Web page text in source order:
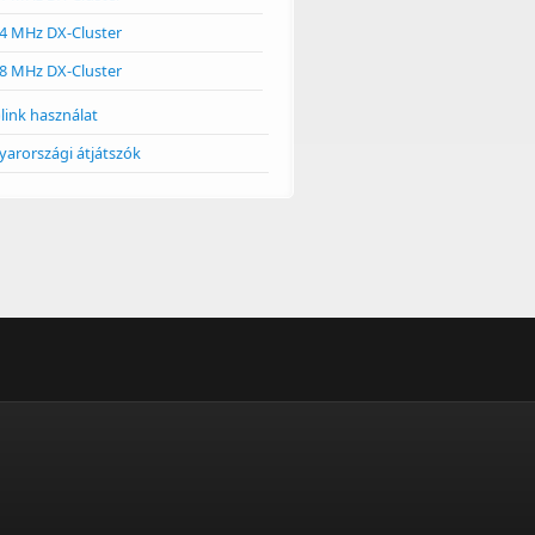
MHz DX-Cluster
MHz DX-Cluster
használat
átjátszók